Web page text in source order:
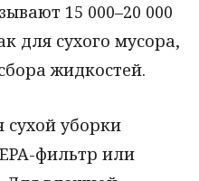
15 000–20 000
для сухого мусора,
жидкостей.
сухой уборки
фильтр или